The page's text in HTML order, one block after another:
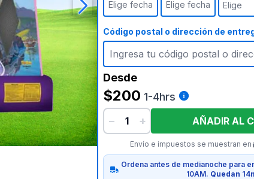
Elige fecha
Elige fecha
Código postal o dirección de
Desde
$200 1-4hrs
− + AÑADIR AL
Envío e impuestos se muestran en
Ordena antes de medianoche para
10AM. Quedan